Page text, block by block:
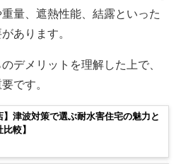
量、遮熱性能、結露といった
あります。
デメリットを理解した上で、
です。
】津波対策で選ぶ耐水害住宅の魅力と
較】